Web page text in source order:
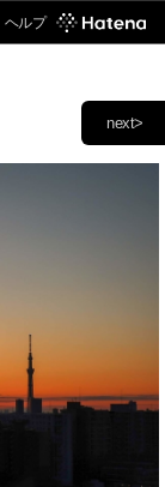
ヘルプ
next>